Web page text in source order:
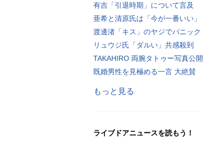
有吉「引退時期」について言及
亜希と清原氏は「今が一番いい」
渡邊渚「キス」のヤジでパニック
リュウジ氏「ダルい」共感殺到
TAKAHIRO 両腕タトゥー写真公開
既婚男性を見極める一言 大絶賛
もっと見る
ライブドアニュースを読もう！